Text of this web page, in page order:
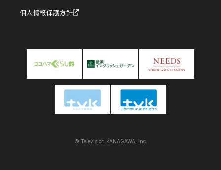
個人情報保護方針
© Television KANAGAWA, Inc.